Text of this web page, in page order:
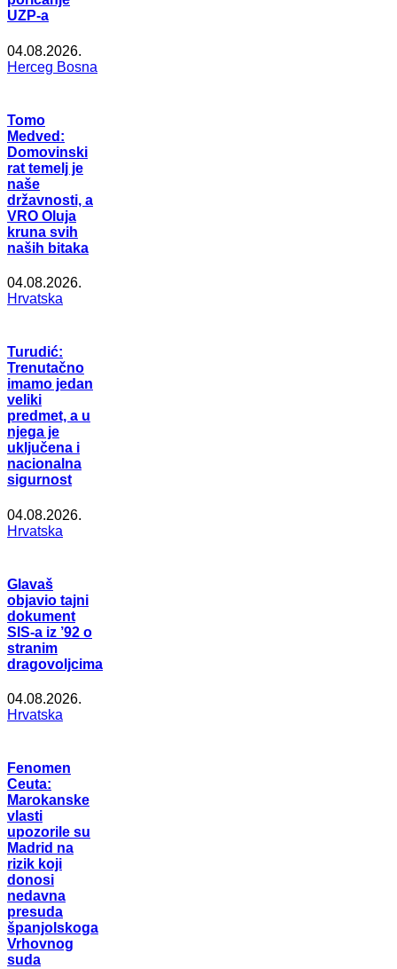
UZP-a
04.08.2026.
Herceg Bosna
Tomo
Medved:
Domovinski
rat temelj je
naše
državnosti, a
VRO Oluja
kruna svih
naših bitaka
04.08.2026.
Hrvatska
Turudić:
Trenutačno
imamo jedan
veliki
predmet, a u
njega je
uključena i
nacionalna
sigurnost
04.08.2026.
Hrvatska
Glavaš
objavio tajni
dokument
SIS-a iz ’92 o
stranim
dragovoljcima
04.08.2026.
Hrvatska
Fenomen
Ceuta:
Marokanske
vlasti
upozorile su
Madrid na
rizik koji
donosi
nedavna
presuda
španjolskoga
Vrhovnog
suda